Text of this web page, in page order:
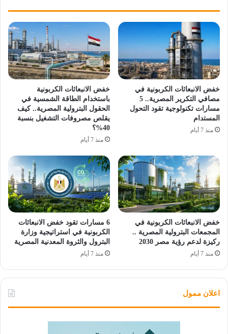
خفض الانبعاثات الكربونية في
مصافي التكرير المصرية.. 5
مسارات تكنولوجية تقود التحول
المستدام
منذ 7 أيام
خفض الانبعاثات الكربونية
باستخدام الطاقة الشمسية في
الحقول البترولية المصرية.. كيف
يقلص مصروفات التشغيل بنسبة
40%؟
منذ 7 أيام
خفض الانبعاثات الكربونية في
المجمعات البترولية المصرية ..
ركيزة لدعم رؤية مصر 2030
منذ 7 أيام
6 مسارات تقود خفض الانبعاثات
الكربونية في استراتيجية وزارة
البترول والثروة المعدنية المصرية
منذ 7 أيام
اعلان ممول